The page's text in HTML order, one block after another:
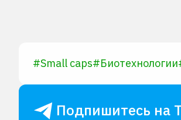
#Small caps#Биотехнологии
Подпишитесь на